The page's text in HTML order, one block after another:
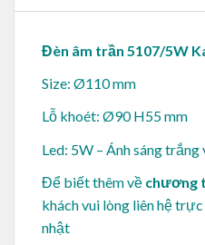
Đèn âm trần 5107/5W
Size: Ø110 mm
Lỗ khoét: Ø90 H55 mm
Led: 5W – Ánh sáng trắng
Để biết thêm về chương
khách vui lòng liên hệ
nhật